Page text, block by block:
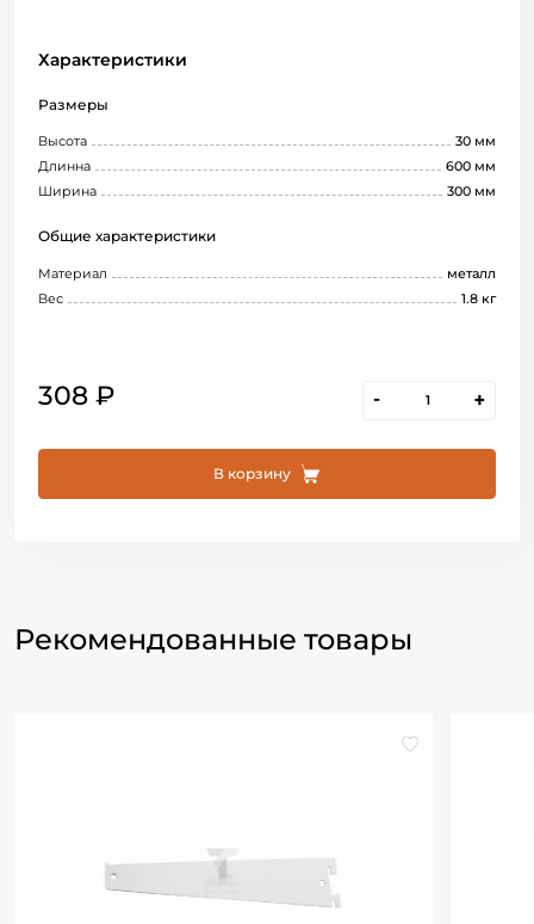
308 ₽ - +
В корзину
Характеристики
Размеры
Высота
30 мм
Длинна
600 мм
Ширина
300 мм
Общие характеристики
Материал
металл
Вес
1.8 кг
Рекомендованные товары